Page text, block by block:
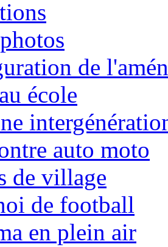
de
école
auto moto
de village
de football
en plein air